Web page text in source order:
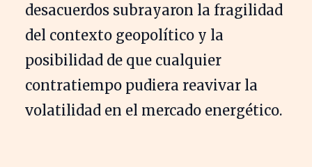
desacuerdos subrayaron la fragilidad
del contexto geopolítico y la
posibilidad de que cualquier
contratiempo pudiera reavivar la
volatilidad en el mercado energético.